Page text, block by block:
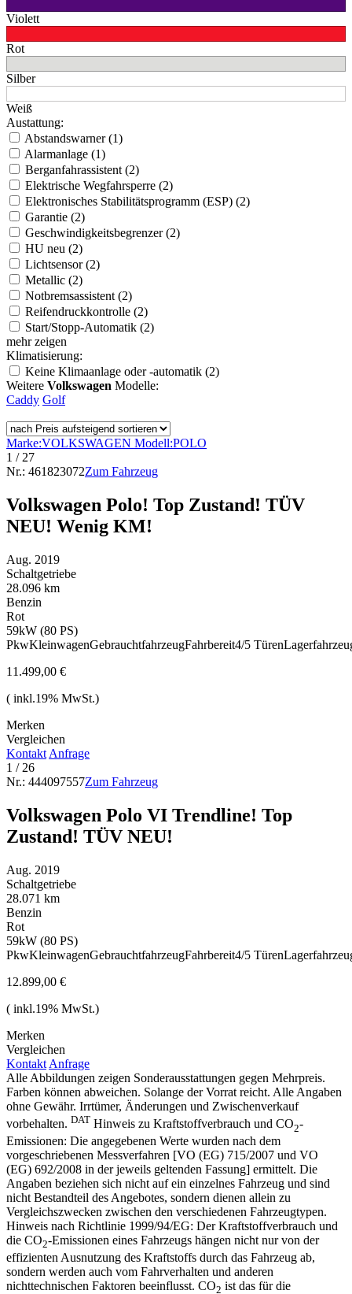
Violett
Rot
Silber
Weiß
Austattung:
Abstandswarner (1)
Alarmanlage (1)
Berganfahrassistent (2)
Elektrische Wegfahrsperre (2)
Elektronisches Stabilitätsprogramm (ESP) (2)
Garantie (2)
Geschwindigkeitsbegrenzer (2)
HU neu (2)
Lichtsensor (2)
Metallic (2)
Notbremsassistent (2)
Reifendruckkontrolle (2)
Start/Stopp-Automatik (2)
mehr zeigen
Klimatisierung:
Keine Klimaanlage oder -automatik (2)
Weitere Volkswagen Modelle:
Caddy Golf
Marke:VOLKSWAGEN Modell:POLO
1 / 27
Nr.: 461823072Zum Fahrzeug
Volkswagen Polo! Top Zustand! TÜV
NEU! Wenig KM!
Aug. 2019
Schaltgetriebe
28.096 km
Benzin
Rot
59kW (80 PS)
PkwKleinwagenGebrauchtfahrzeugFahrbereit4/5 Türen
11.499,00 €
( inkl.19% MwSt.)
Merken
Vergleichen
Kontakt Anfrage
1 / 26
Nr.: 444097557Zum Fahrzeug
Volkswagen Polo VI Trendline! Top
Zustand! TÜV NEU!
Aug. 2019
Schaltgetriebe
28.071 km
Benzin
Rot
59kW (80 PS)
PkwKleinwagenGebrauchtfahrzeugFahrbereit4/5 Türen
12.899,00 €
( inkl.19% MwSt.)
Merken
Vergleichen
Kontakt Anfrage
Alle Abbildungen zeigen Sonderausstattungen gegen Mehrpreis.
Farben können abweichen. Solange der Vorrat reicht. Alle Angaben
ohne Gewähr. Irrtümer, Änderungen und Zwischenverkauf
vorbehalten. DAT Hinweis zu Kraftstoffverbrauch und CO2-
Emissionen: Die angegebenen Werte wurden nach dem
vorgeschriebenen Messverfahren [VO (EG) 715/2007 und VO
(EG) 692/2008 in der jeweils geltenden Fassung] ermittelt. Die
Angaben beziehen sich nicht auf ein einzelnes Fahrzeug und sind
nicht Bestandteil des Angebotes, sondern dienen allein zu
Vergleichszwecken zwischen den verschiedenen Fahrzeugtypen.
Hinweis nach Richtlinie 1999/94/EG: Der Kraftstoffverbrauch und
die CO2-Emissionen eines Fahrzeugs hängen nicht nur von der
effizienten Ausnutzung des Kraftstoffs durch das Fahrzeug ab,
sondern werden auch vom Fahrverhalten und anderen
nichttechnischen Faktoren beeinflusst. CO2 ist das für die